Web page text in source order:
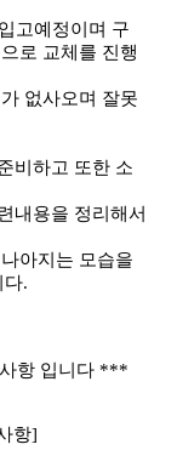
고예정이며 구
로 교체를 진행
없사오며 잘못
비하고 또한 소
내용을 정리해서
아지는 모습을
다.
항 입니다 ***
항]